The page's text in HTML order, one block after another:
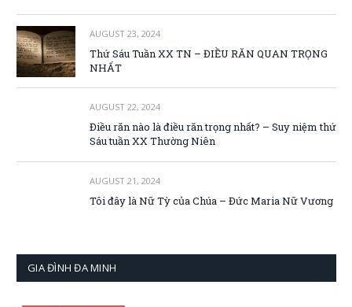
AUGUST 23, 2024
Thứ Sáu Tuần XX TN – ĐIỀU RĂN QUAN TRỌNG
NHẤT
AUGUST 22, 2024
Điều răn nào là điều răn trọng nhất? – Suy niệm thứ
Sáu tuần XX Thường Niên
AUGUST 21, 2024
Tôi đây là Nữ Tỳ của Chúa – Đức Maria Nữ Vương
GIA ĐÌNH ĐA MINH